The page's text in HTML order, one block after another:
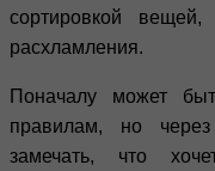
сортировкой
расхламления.
Поначалу может
правилам, но
замечать, что